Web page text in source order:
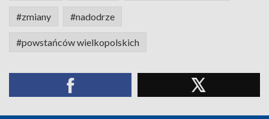
#zmiany #nadodrze
#powstańców wielkopolskich